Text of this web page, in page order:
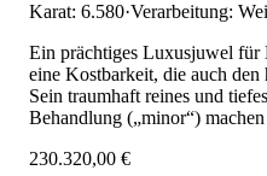
Karat: 6.580·Verarbeitung:
Ein prächtiges Luxusjuwel für
eine Kostbarkeit, die auch
Sein traumhaft reines und
Behandlung („minor“)
230.320,00 €